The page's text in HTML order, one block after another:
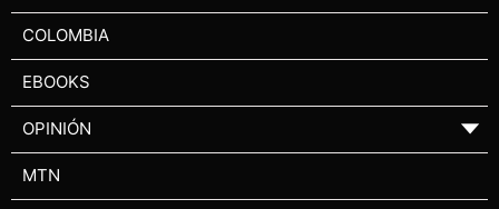
COLOMBIA
EBOOKS
OPINIÓN ▼
MTN